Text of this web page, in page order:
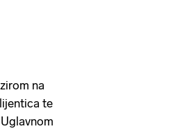
na
te